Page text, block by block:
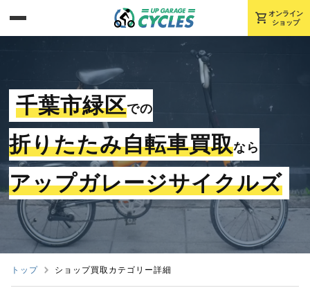
shopping_cart オンライン
ショップ
千葉市緑区での
折りたたみ自転車買取なら
アップガレージサイクルズ
トップ ショップ買取カテゴリー詳細